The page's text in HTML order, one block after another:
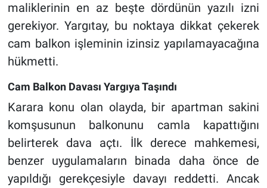
maliklerinin en az beşte dördünün yazılı izni
gerekiyor. Yargıtay, bu noktaya dikkat çekerek
cam balkon işleminin izinsiz yapılamayacağına
hükmetti.
Cam Balkon Davası Yargıya Taşındı
Karara konu olan olayda, bir apartman sakini
komşusunun balkonunu camla kapattığını
belirterek dava açtı. İlk derece mahkemesi,
benzer uygulamaların binada daha önce de
yapıldığı gerekçesiyle davayı reddetti. Ancak